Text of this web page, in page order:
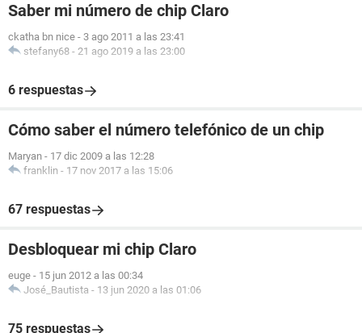
Saber mi número de chip Claro
ckatha bn nice - 3 ago 2011 a las 23:41
stefany68 - 21 ago 2019 a las 23:00
6 respuestas
Cómo saber el número telefónico de un chip
Maryan - 17 dic 2009 a las 12:28
franklin - 17 nov 2017 a las 15:06
67 respuestas
Desbloquear mi chip Claro
euge - 15 jun 2012 a las 00:34
José_Bautista - 13 jun 2020 a las 01:06
75 respuestas